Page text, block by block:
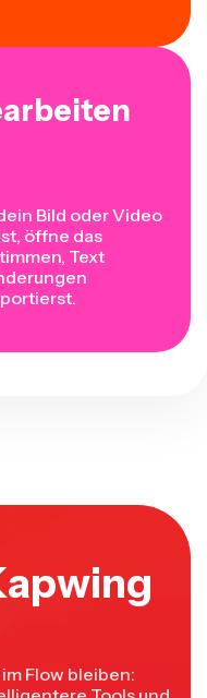
Bild oder Video
öffne das
Text
Flow bleiben: